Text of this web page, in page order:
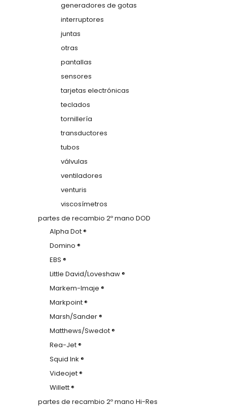
generadores de gotas
interruptores
juntas
otras
pantallas
sensores
tarjetas electrónicas
teclados
tornillería
transductores
tubos
válvulas
ventiladores
venturis
viscosímetros
partes de recambio 2º mano DOD
Alpha Dot ®
Domino ®
EBS ®
Little David/Loveshaw ®
Markem-Imaje ®
Markpoint ®
Marsh/Sander ®
Matthews/Swedot ®
Rea-Jet ®
Squid Ink ®
Videojet ®
Willett ®
partes de recambio 2º mano Hi-Res